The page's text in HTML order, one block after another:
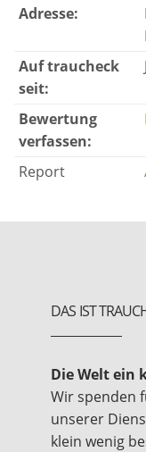
Adresse:
Auf traucheck
seit:
Bewertung
verfassen:
Report
DAS IST
Die Welt ein
Wir spenden
unserer
klein wenig